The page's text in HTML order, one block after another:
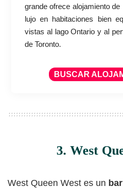
grande ofrece alojamiento de
lujo en habitaciones bien
vistas al lago Ontario y al
de Toronto.
BUSCAR
3. West
West Queen West es un